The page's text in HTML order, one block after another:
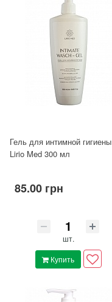
Гель для интимной гигиены
Lirio Med 300 мл
85.00 грн
шт.
Купить